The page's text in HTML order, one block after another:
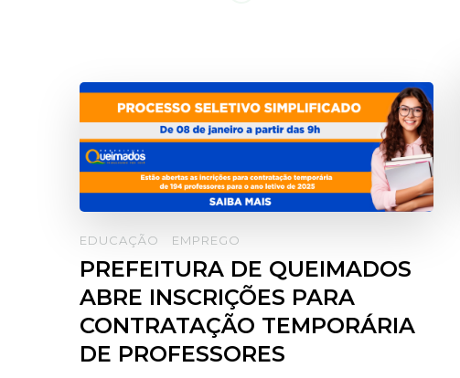
EDUCAÇÃO EMPREGO
PREFEITURA DE QUEIMADOS
ABRE INSCRIÇÕES PARA
CONTRATAÇÃO TEMPORÁRIA
DE PROFESSORES